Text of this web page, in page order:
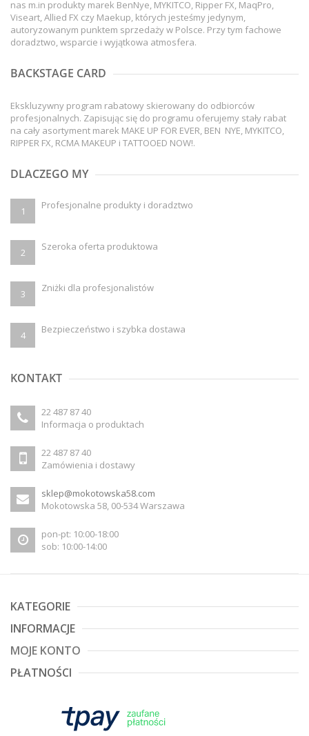
nas m.in produkty marek BenNye, MYKITCO, Ripper FX, MaqPro,
Viseart, Allied FX czy Maekup, których jesteśmy jedynym,
autoryzowanym punktem sprzedaży w Polsce. Przy tym fachowe
doradztwo, wsparcie i wyjątkowa atmosfera.
BACKSTAGE CARD
Ekskluzywny program rabatowy skierowany do odbiorców
profesjonalnych. Zapisując się do programu oferujemy stały rabat
na cały asortyment marek MAKE UP FOR EVER, BEN NYE, MYKITCO,
RIPPER FX, RCMA MAKEUP i TATTOOED NOW!.
DLACZEGO MY
1 Profesjonalne produkty i doradztwo
2 Szeroka oferta produktowa
3 Zniżki dla profesjonalistów
4 Bezpieczeństwo i szybka dostawa
KONTAKT
22 487 87 40
Informacja o produktach
22 487 87 40
Zamówienia i dostawy
sklep@mokotowska58.com
Mokotowska 58, 00-534 Warszawa
pon-pt: 10:00-18:00
sob: 10:00-14:00
KATEGORIE
INFORMACJE
MOJE KONTO
PŁATNOŚCI